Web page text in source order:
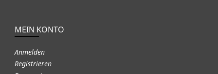
MEIN KONTO
Anmelden
Registrieren